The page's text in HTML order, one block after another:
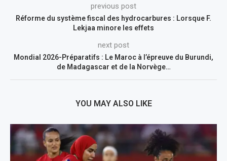
previous post
Réforme du système fiscal des hydrocarbures : Lorsque F.
Lekjaa minore les effets
next post
Mondial 2026-Préparatifs : Le Maroc à l’épreuve du Burundi,
de Madagascar et de la Norvège…
YOU MAY ALSO LIKE